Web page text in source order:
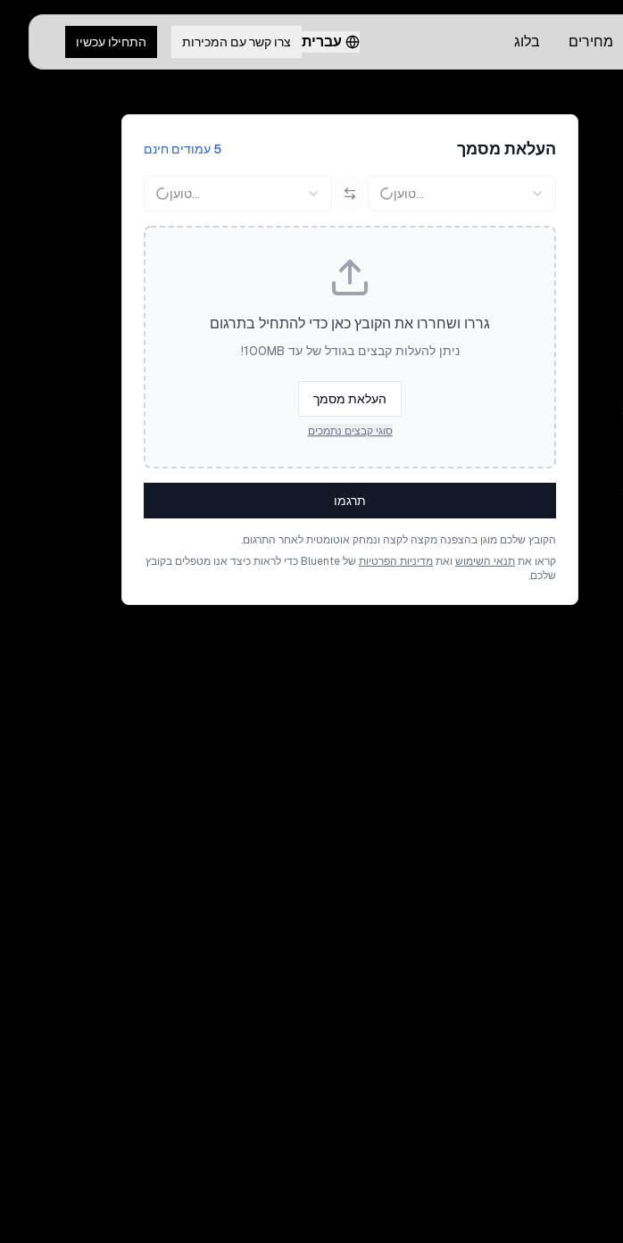
מחירים בלוג עברית צרו קשר עם המכירות התחילו עכשיו
העלאת מסמך 5 עמודים חינם
טוען... טוען...
גררו ושחררו את הקובץ כאן כדי להתחיל בתרגום
ניתן להעלות קבצים בגודל של עד 100MB!
העלאת מסמך
סוגי קבצים נתמכים
תרגמו
הקובץ שלכם מוגן בהצפנה מקצה לקצה ונמחק אוטומטית לאחר התרגום.
קראו אתתנאי השימוש ואתמדיניות הפרטיות
של Bluente כדי לראות כיצד אנו מטפלים בקובץ
שלכם.